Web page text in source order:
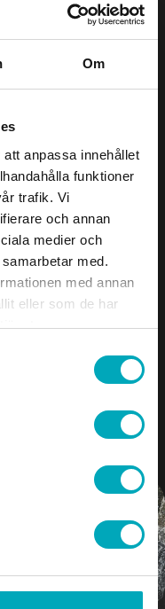
Om
anpassa innehållet
funktioner
trafik. Vi
och annan
medier och
med.
med annan
eller som de har
Det
gruv- och
och
förstår din